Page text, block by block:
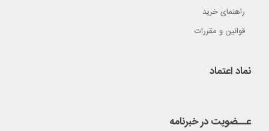
راهنمای خرید
قوانین و مقررات
نماد اعتماد
عــضویت در خبرنامه